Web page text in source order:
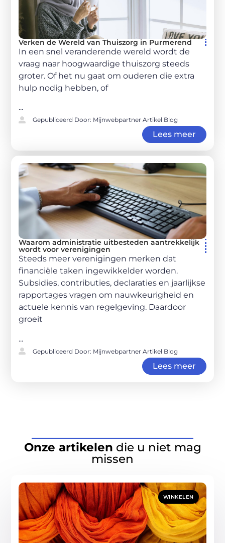
Verken de Wereld van Thuiszorg in Purmerend
In een snel veranderende wereld wordt de
vraag naar hoogwaardige thuiszorg steeds
groter. Of het nu gaat om ouderen die extra
hulp nodig hebben, of
...
Gepubliceerd Door: Mijnwebpartner Artikel Blog
Lees meer
Waarom administratie uitbesteden aantrekkelijk
wordt voor verenigingen
Steeds meer verenigingen merken dat
financiële taken ingewikkelder worden.
Subsidies, contributies, declaraties en jaarlijkse
rapportages vragen om nauwkeurigheid en
actuele kennis van regelgeving. Daardoor
groeit
...
Gepubliceerd Door: Mijnwebpartner Artikel Blog
Lees meer
Onze artikelen die u niet mag
missen
WINKELEN